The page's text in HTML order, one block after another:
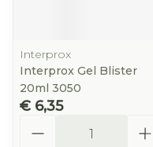
Interprox
Interprox Gel Blister
20ml 3050
€ 6,35